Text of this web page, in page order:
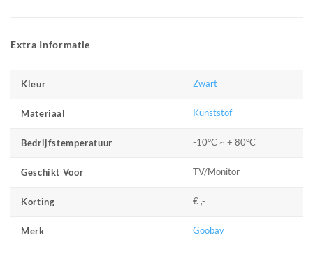
Extra Informatie
Kleur Zwart
Materiaal Kunststof
Bedrijfstemperatuur -10°C ~ + 80°C
Geschikt Voor TV/Monitor
Korting € ,-
Merk Goobay